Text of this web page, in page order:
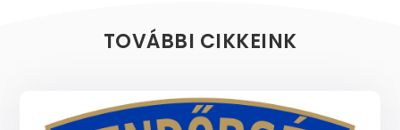
TOVÁBBI CIKKEINK